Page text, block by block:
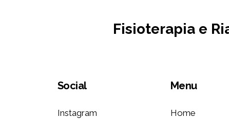
Fisioterapia e
Social
Instagram
Menu
Home